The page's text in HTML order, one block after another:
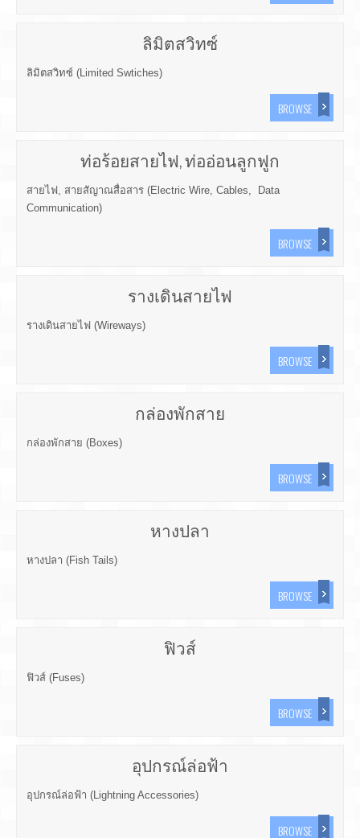
ลิมิตสวิทซ์
ลิมิตสวิทซ์ (Limited Swtiches)
BROWSE
ท่อร้อยสายไฟ, ท่ออ่อนลูกฟูก
สายไฟ, สายสัญาณสื่อสาร (Electric Wire, Cables, Data
Communication)
BROWSE
รางเดินสายไฟ
รางเดินสายไฟ (Wireways)
BROWSE
กล่องพักสาย
กล่องพักสาย (Boxes)
BROWSE
หางปลา
หางปลา (Fish Tails)
BROWSE
ฟิวส์
ฟิวส์ (Fuses)
BROWSE
อุปกรณ์ล่อฟ้า
อุปกรณ์ล่อฟ้า (Lightning Accessories)
BROWSE